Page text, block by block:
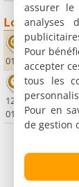
Loisirs
Arbres et
01370 Treffort
Firstbowl
12, rue
01000 Bourg en
assurer le
analyses
Pour
accepter
tous les
Pour en
de gestion